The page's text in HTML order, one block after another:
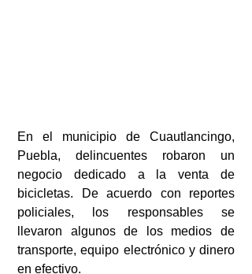
En el municipio de Cuautlancingo,
Puebla, delincuentes robaron un
negocio dedicado a la venta de
bicicletas. De acuerdo con reportes
policiales, los responsables se
llevaron algunos de los medios de
transporte, equipo electrónico y dinero
en efectivo.